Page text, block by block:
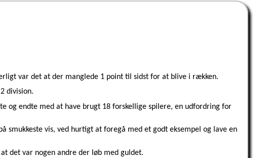
var det at der manglede 1 point til sidst for at blive i rækken.
division.
og endte med at have brugt 18 forskellige spilere, en udfordring for
smukkeste vis, ved hurtigt at foregå med et godt eksempel og lave en
det var nogen andre der løb med guldet.